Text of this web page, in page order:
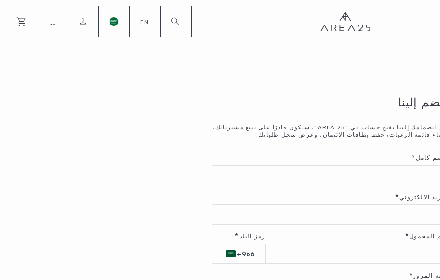
EN
إلينا
عند انضمامك إلينا بفتح حساب في "AREA 25"، ستكون قادرًا على تتبع مشترياتك،
قائمة الرغبات، حفظ بطاقات الائتمان، وعرض سجل طلباتك.
كامل *
الالكتروني*
رمز البلد * المحمول*
المرور *